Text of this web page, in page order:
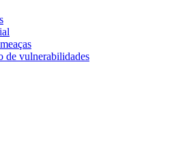
de vulnerabilidades